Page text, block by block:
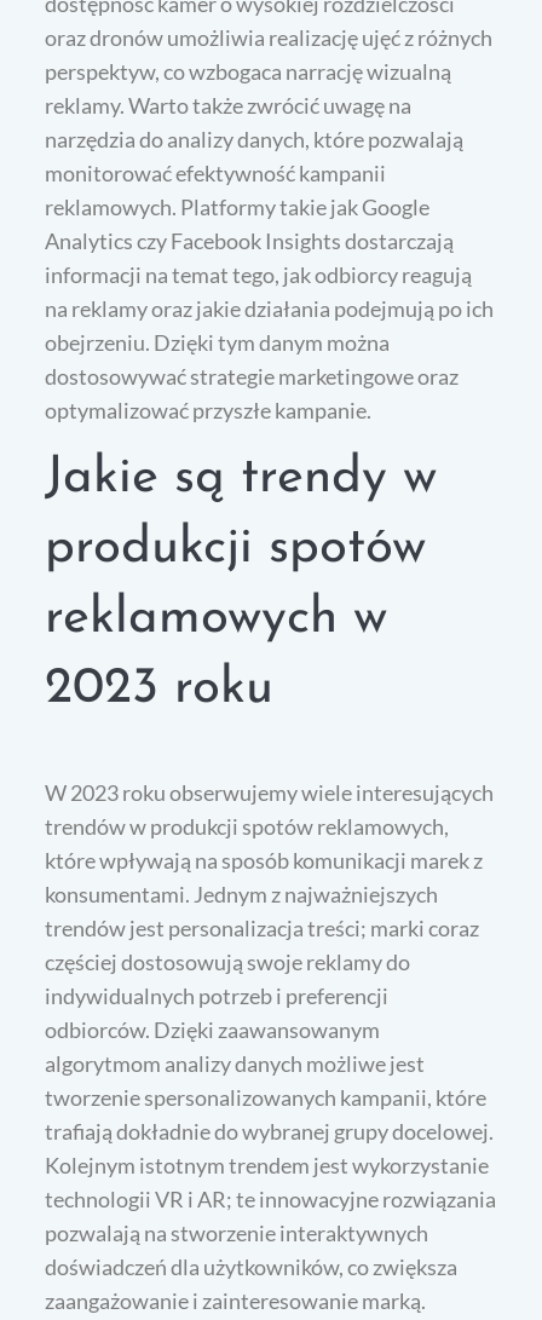
oraz dronów umożliwia realizację ujęć z różnych
perspektyw, co wzbogaca narrację wizualną
reklamy. Warto także zwrócić uwagę na
narzędzia do analizy danych, które pozwalają
monitorować efektywność kampanii
reklamowych. Platformy takie jak Google
Analytics czy Facebook Insights dostarczają
informacji na temat tego, jak odbiorcy reagują
na reklamy oraz jakie działania podejmują po ich
obejrzeniu. Dzięki tym danym można
dostosowywać strategie marketingowe oraz
optymalizować przyszłe kampanie.
Jakie są trendy w
produkcji spotów
reklamowych w
2023 roku
W 2023 roku obserwujemy wiele interesujących
trendów w produkcji spotów reklamowych,
które wpływają na sposób komunikacji marek z
konsumentami. Jednym z najważniejszych
trendów jest personalizacja treści; marki coraz
częściej dostosowują swoje reklamy do
indywidualnych potrzeb i preferencji
odbiorców. Dzięki zaawansowanym
algorytmom analizy danych możliwe jest
tworzenie spersonalizowanych kampanii, które
trafiają dokładnie do wybranej grupy docelowej.
Kolejnym istotnym trendem jest wykorzystanie
technologii VR i AR; te innowacyjne rozwiązania
pozwalają na stworzenie interaktywnych
doświadczeń dla użytkowników, co zwiększa
zaangażowanie i zainteresowanie marką.